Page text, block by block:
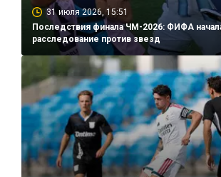
31 июля 2026, 15:51
Последствия финала ЧМ-2026: ФИФА
расследование против звезд